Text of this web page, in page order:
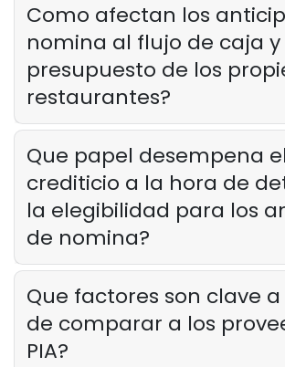
Como afectan los
nomina al flujo de caja y
presupuesto de los
restaurantes?
Que papel desempena
crediticio a la hora de
la elegibilidad para los
de nomina?
Que factores son clave
de comparar a los
PIA?